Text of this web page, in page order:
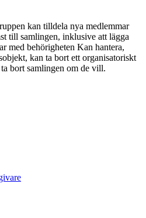
kan tilldela nya medlemmar
till samlingen, inklusive att lägga
med behörigheten Kan hantera,
kan ta bort ett organisatoriskt
bort samlingen om de vill.